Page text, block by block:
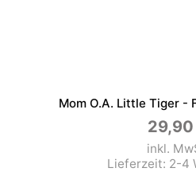
Mom O.a. Little Tiger -
29,90
inkl.
Lieferzeit: 2-4